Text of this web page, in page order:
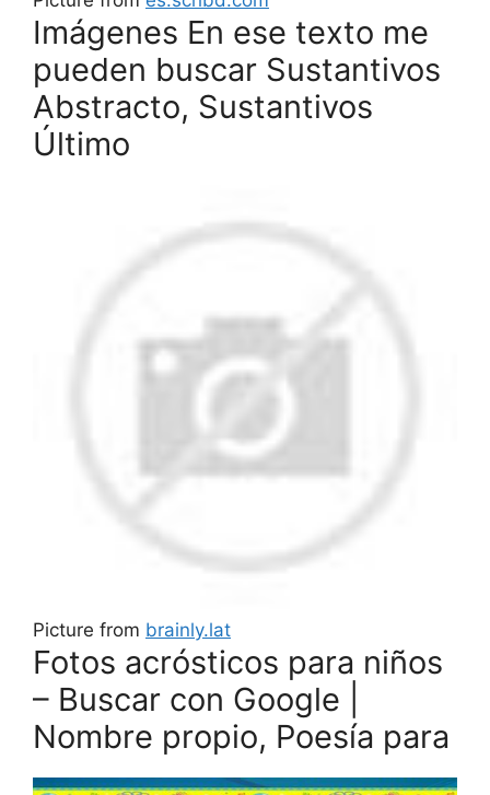
Imágenes En ese texto me
pueden buscar Sustantivos
Abstracto, Sustantivos
Último
Picture from brainly.lat
Fotos acrósticos para niños
– Buscar con Google |
Nombre propio, Poesía para